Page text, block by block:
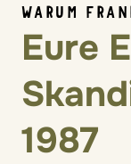
WARUM
Eure
1987